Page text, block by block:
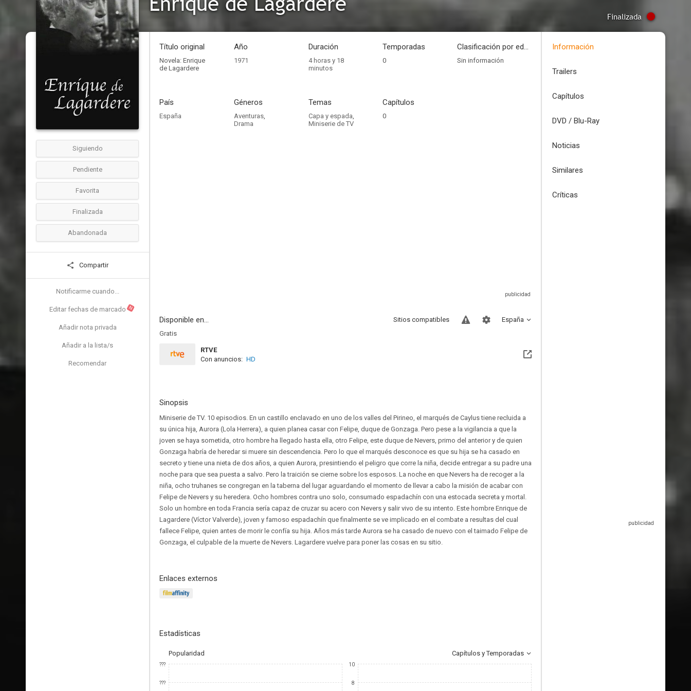
Finalizada
Siguiendo
Pendiente
Favorita
Finalizada
Abandonada
Compartir
Notificarme cuando...
Editar fechas de marcado N
Añadir nota privada
Añadir a la lista/s
Recomendar
Título original
Novela: Enrique
de Lagardere
Año
1971
Duración
4 horas y 18
minutos
Temporadas
0
Clasificación por edades
Sin información
País
España
Géneros
Aventuras,
Drama
Temas
Capa y espada,
Miniserie de TV
Capítulos
0
Disponible en... España
Sitios compatibles
Gratis
RTVE
Con anuncios: HD
Sinopsis
Miniserie de TV. 10 episodios. En un castillo enclavado en uno de los valles del Pirineo, el marqués de Caylus tiene recluida a
su única hija, Aurora (Lola Herrera), a quien planea casar con Felipe, duque de Gonzaga. Pero pese a la vigilancia a que la
joven se haya sometida, otro hombre ha llegado hasta ella, otro Felipe, este duque de Nevers, primo del anterior y de quien
Gonzaga habría de heredar si muere sin descendencia. Pero lo que el marqués desconoce es que su hija se ha casado en
secreto y tiene una nieta de dos años, a quien Aurora, presintiendo el peligro que corre la niña, decide entregar a su padre una
noche para que sea puesta a salvo. Pero la traición se cierne sobre los esposos. La noche en que Nevers ha de recoger a la
niña, ocho truhanes se congregan en la taberna del lugar aguardando el momento de llevar a cabo la misión de acabar con
Felipe de Nevers y su heredera. Ocho hombres contra uno solo, consumado espadachín con una estocada secreta y mortal.
Solo un hombre en toda Francia sería capaz de cruzar su acero con Nevers y salir vivo de su intento. Este hombre Enrique de
Lagardere (Víctor Valverde), joven y famoso espadachín que finalmente se ve implicado en el combate a resultas del cual
fallece Felipe, quien antes de morir le confía su hija. Años más tarde Aurora se ha casado de nuevo con el taimado Felipe de
Gonzaga, el culpable de la muerte de Nevers. Lagardere vuelve para poner las cosas en su sitio.
Enlaces externos
Estadísticas
Popularidad Capítulos y Temporadas
???
???
10
8
Información
Trailers
Capítulos
DVD / Blu-Ray
Noticias
Similares
Críticas